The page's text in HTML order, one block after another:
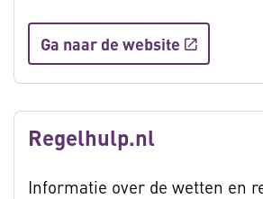
Ga naar de website
Regelhulp.nl
Informatie over de wetten en